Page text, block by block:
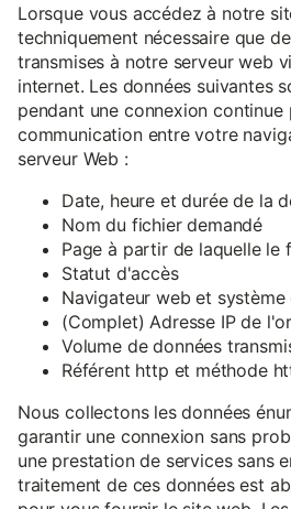
Lorsque vous accédez à notre
techniquement nécessaire que
transmises à notre serveur web
internet. Les données suivantes
pendant une connexion continue
communication entre votre
serveur Web :
Date, heure et durée de la
Nom du fichier demandé
Page à partir de laquelle le
Statut d'accès
Navigateur web et
(Complet) Adresse IP de
Volume de données
Référent http et méthode
Nous collectons les données
garantir une connexion sans
une prestation de services sans
traitement de ces données est